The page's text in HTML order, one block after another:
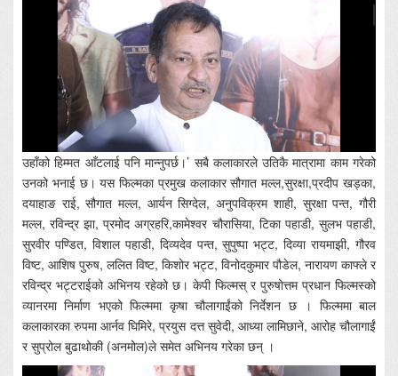
उहाँको हिम्मत आँटलाई पनि मान्नुपर्छ।’ सबै कलाकारले उतिकै मात्रामा काम गरेको
उनको भनाई छ। यस फिल्मका प्रमुख कलाकार सौगात मल्ल,सुरक्षा,प्रदीप खड्का,
दयाहाङ राई, सौगात मल्ल, आर्यन सिग्देल, अनुपविक्रम शाही, सुरक्षा पन्त, गौरी
मल्ल, रविन्द्र झा, प्रमोद अग्रहरि,कामेश्वर चौरासिया, टिका पहाडी, सुलभ पहाडी,
सुरवीर पण्डित, विशाल पहाडी, दिव्यदेव पन्त, सुपुष्पा भट्ट, दिव्या रायमाझी, गौरव
विष्ट, आशिष पुरुष, ललित विष्ट, किशोर भट्ट, विनोदकुमार पौडेल, नारायण काफ्ले र
रविन्द्र भट्टराईको अभिनय रहेको छ। केपी फिल्मस् र पुरुषोत्तम प्रधान फिल्मस्को
व्यानरमा निर्माण भएको फिल्ममा कृषा चौलागाईंको निर्देशन छ । फिल्ममा बाल
कलाकारका रुपमा आर्नव घिमिरे, प्रयुस दत्त सुवेदी, आध्या लामिछाने, आरोह चौलागाईं
र सुप्रोल बुढाथोकी (अनमोल)ले समेत अभिनय गरेका छन् ।